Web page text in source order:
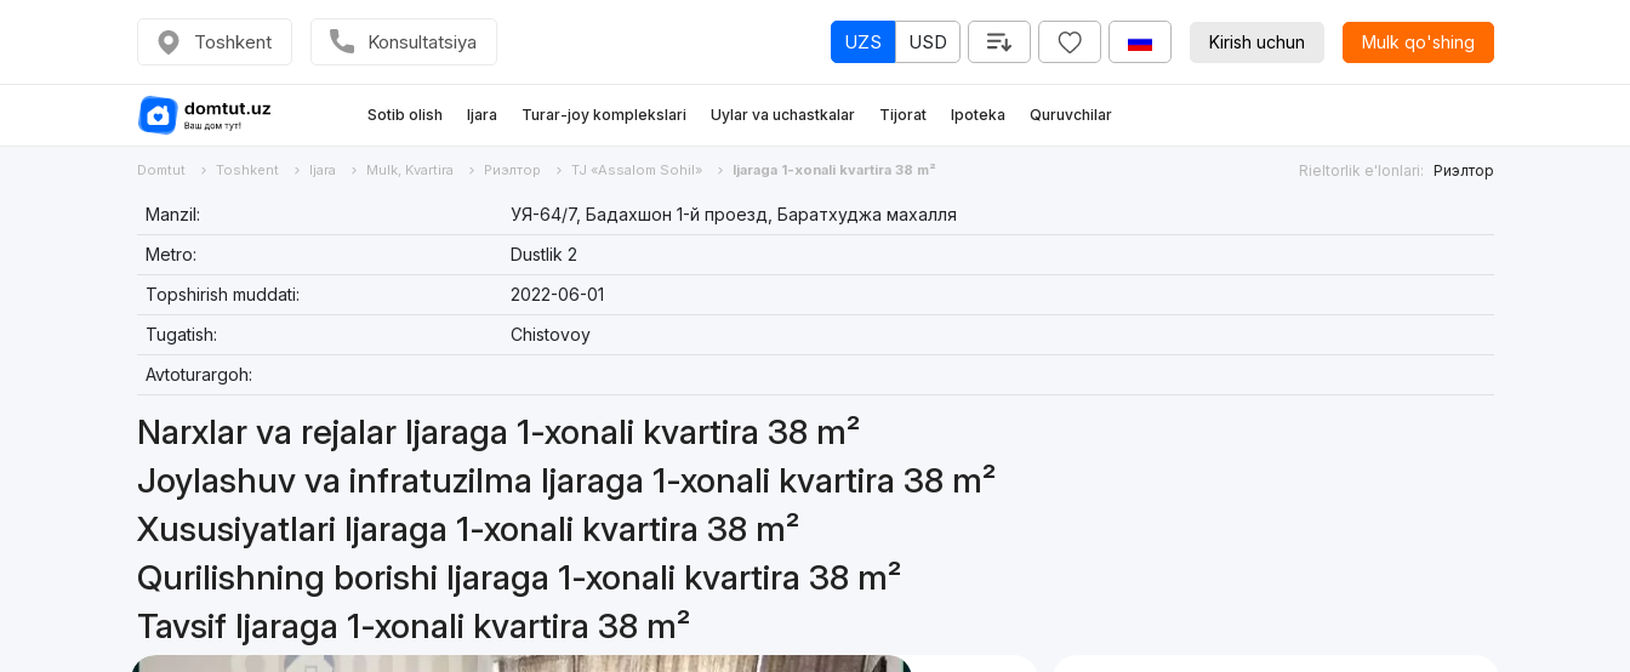
Toshkent Konsultatsiya UZS USD Kirish uchun Mulk qo'shing
Sotib olish Ijara Turar-joy komplekslari Uylar va uchastkalar Tijorat Ipoteka Quruvchilar
Domtut Toshkent Ijara Mulk, Kvartira Риэлтор TJ «Assalom Sohil» Ijaraga 1-xonali kvartira 38 m² Rieltorlik e'lonlari: Риэлтор
Manzil:
УЯ-64/7, Бадахшон 1-й проезд, Баратхуджа махалля
Metro:
Dustlik 2
Topshirish muddati:
2022-06-01
Tugatish:
Chistovoy
Avtoturargoh:
Narxlar va rejalar Ijaraga 1-xonali kvartira 38 m²
Joylashuv va infratuzilma Ijaraga 1-xonali kvartira 38 m²
Xususiyatlari Ijaraga 1-xonali kvartira 38 m²
Qurilishning borishi Ijaraga 1-xonali kvartira 38 m²
Tavsif Ijaraga 1-xonali kvartira 38 m²